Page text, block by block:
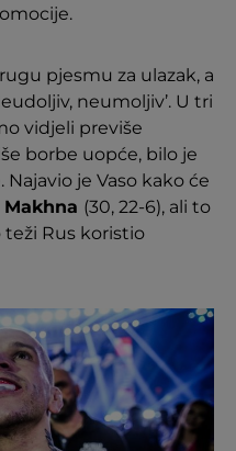
pjesmu za ulazak, a
neumoljiv’. U tri
vidjeli previše
borbe uopće, bilo je
je Vaso kako će
Makhna (30, 22-6), ali to
Rus koristio